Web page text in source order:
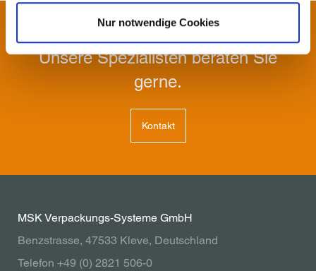
Nur notwendige Cookies
SPRECHEN SIE UNS AN!
Unsere Spezialisten beraten Sie
gerne.
Kontakt
MSK Verpackungs-Systeme GmbH
Benzstrasse, 47533 Kleve, Deutschland
Telefon +49 (0) 2821 506-0